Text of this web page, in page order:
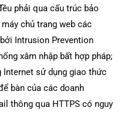
phải qua cấu trúc bảo
chủ trang web các
Intrusion Prevention
xâm nhập bất hợp pháp;
sử dụng giao thức
bàn của các doanh
thông qua HTTPS có nguy